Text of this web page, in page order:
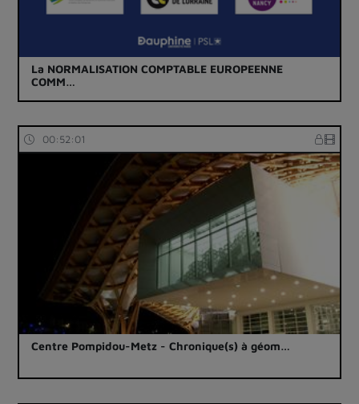
La NORMALISATION COMPTABLE EUROPEENNE
COMM…
00:52:01
Centre Pompidou-Metz - Chronique(s) à géom…